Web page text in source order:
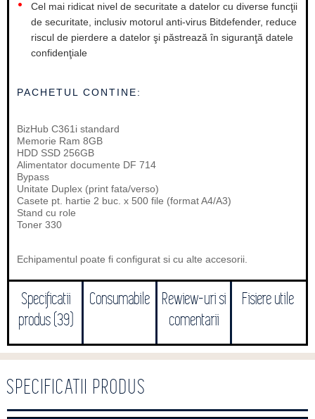
Cel mai ridicat nivel de securitate a datelor cu diverse funcţii
de securitate, inclusiv motorul anti-virus Bitdefender, reduce
riscul de pierdere a datelor şi păstrează în siguranţă datele
confidenţiale
PACHETUL CONTINE:
BizHub C361i standard
Memorie Ram 8GB
HDD SSD 256GB
Alimentator documente DF 714
Bypass
Unitate Duplex (print fata/verso)
Casete pt. hartie 2 buc. x 500 file (format A4/A3)
Stand cu role
Toner 330
Echipamentul poate fi configurat si cu alte accesorii.
Specificatii
produs (39)
Consumabile
Rewiew-uri si
comentarii
Fisiere utile
SPECIFICATII PRODUS